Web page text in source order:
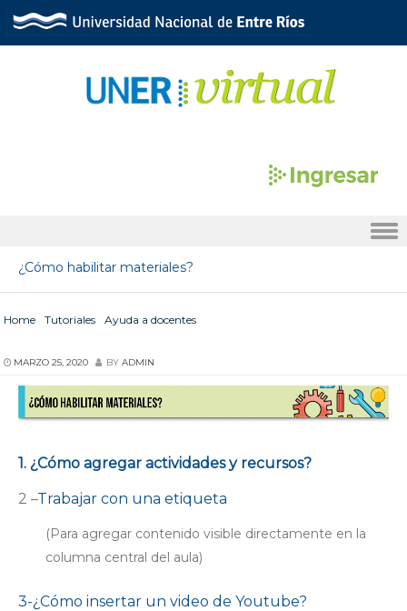
Skip to content
¿Cómo habilitar materiales?
Home/ Tutoriales/ Ayuda a docentes/
MARZO 25, 2020 BY ADMIN
1. ¿Cómo agregar actividades y recursos?
2 –Trabajar con una etiqueta
(Para agregar contenido visible directamente en la
columna central del aula)
3-¿Cómo insertar un video de Youtube?